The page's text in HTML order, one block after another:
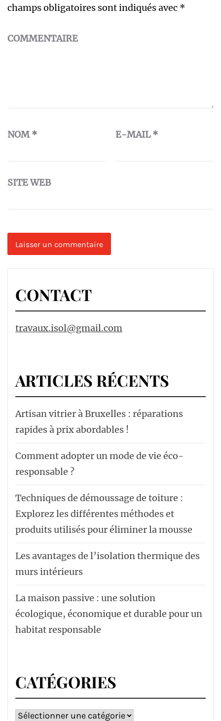
champs obligatoires sont indiqués avec *
COMMENTAIRE
NOM* E-MAIL*
SITE WEB
CONTACT
travaux.isol@gmail.com
ARTICLES RÉCENTS
Artisan vitrier à Bruxelles : réparations
rapides à prix abordables !
Comment adopter un mode de vie éco-
responsable ?
Techniques de démoussage de toiture :
Explorez les différentes méthodes et
produits utilisés pour éliminer la mousse
Les avantages de l’isolation thermique des
murs intérieurs
La maison passive : une solution
écologique, économique et durable pour un
habitat responsable
CATÉGORIES
Catégories